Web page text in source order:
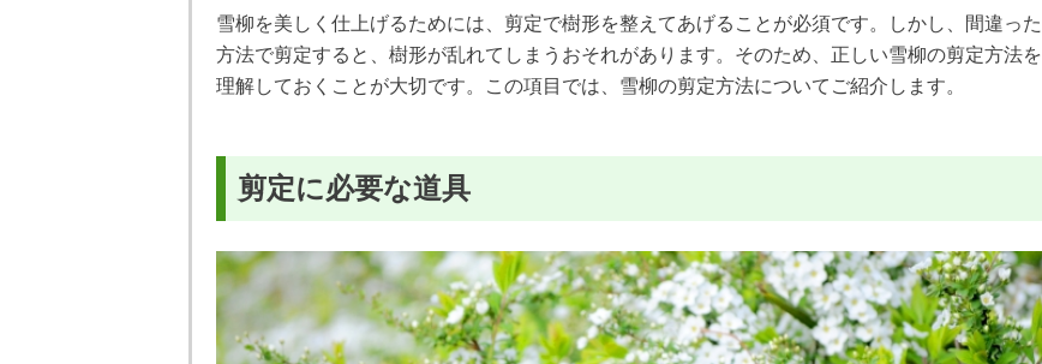
雪柳を美しく仕上げるためには、剪定で樹形を整えてあげることが必須です。しかし、間違った
方法で剪定すると、樹形が乱れてしまうおそれがあります。そのため、正しい雪柳の剪定方法を
理解しておくことが大切です。この項目では、雪柳の剪定方法についてご紹介します。
剪定に必要な道具